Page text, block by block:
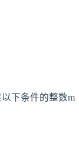
下条件的整数m